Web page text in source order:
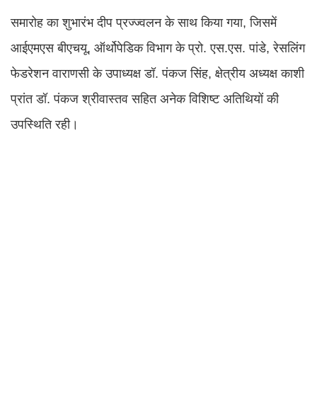
समारोह का शुभारंभ दीप प्रज्ज्वलन के साथ किया गया, जिसमें
आईएमएस बीएचयू, ऑर्थोपेडिक विभाग के प्रो. एस.एस. पांडे, रेसलिंग
फेडरेशन वाराणसी के उपाध्यक्ष डॉ. पंकज सिंह, क्षेत्रीय अध्यक्ष काशी
प्रांत डॉ. पंकज श्रीवास्तव सहित अनेक विशिष्ट अतिथियों की
उपस्थिति रही।